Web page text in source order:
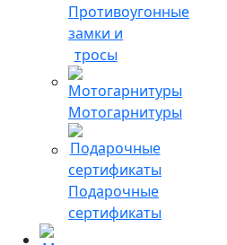
Противоугонные
замки и
тросы
Мотогарнитуры
Подарочные
сертификаты